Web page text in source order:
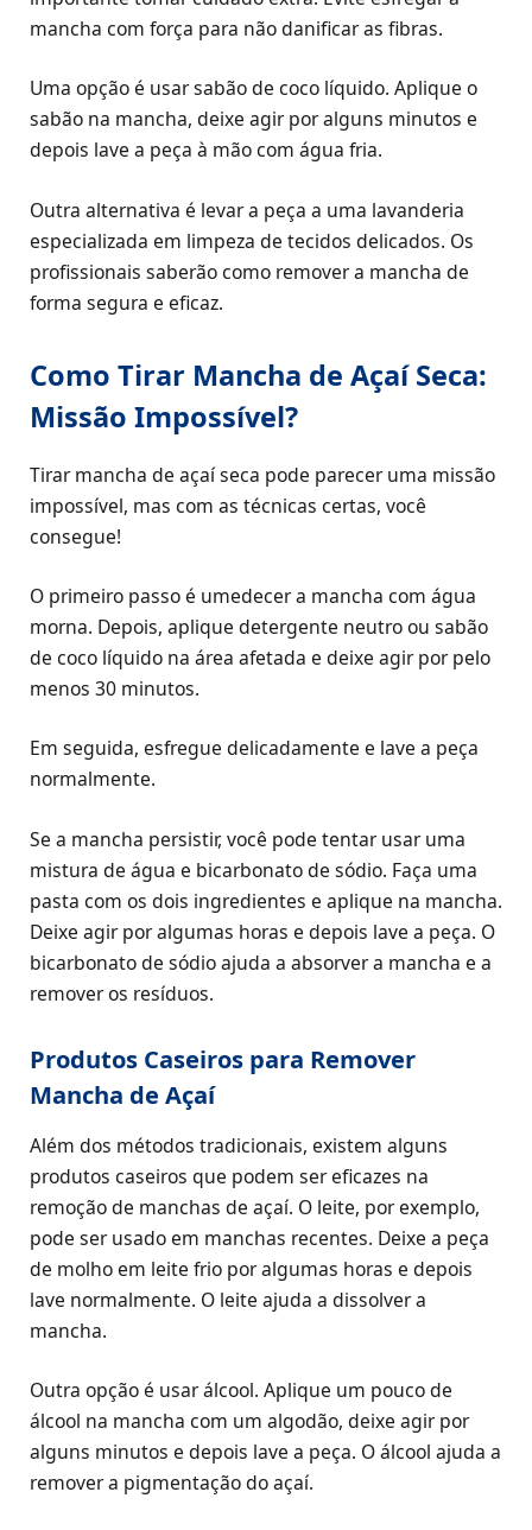
mancha com força para não danificar as fibras.
Uma opção é usar sabão de coco líquido. Aplique o
sabão na mancha, deixe agir por alguns minutos e
depois lave a peça à mão com água fria.
Outra alternativa é levar a peça a uma lavanderia
especializada em limpeza de tecidos delicados. Os
profissionais saberão como remover a mancha de
forma segura e eficaz.
Como Tirar Mancha de Açaí Seca:
Missão Impossível?
Tirar mancha de açaí seca pode parecer uma missão
impossível, mas com as técnicas certas, você
consegue!
O primeiro passo é umedecer a mancha com água
morna. Depois, aplique detergente neutro ou sabão
de coco líquido na área afetada e deixe agir por pelo
menos 30 minutos.
Em seguida, esfregue delicadamente e lave a peça
normalmente.
Se a mancha persistir, você pode tentar usar uma
mistura de água e bicarbonato de sódio. Faça uma
pasta com os dois ingredientes e aplique na mancha.
Deixe agir por algumas horas e depois lave a peça. O
bicarbonato de sódio ajuda a absorver a mancha e a
remover os resíduos.
Produtos Caseiros para Remover
Mancha de Açaí
Além dos métodos tradicionais, existem alguns
produtos caseiros que podem ser eficazes na
remoção de manchas de açaí. O leite, por exemplo,
pode ser usado em manchas recentes. Deixe a peça
de molho em leite frio por algumas horas e depois
lave normalmente. O leite ajuda a dissolver a
mancha.
Outra opção é usar álcool. Aplique um pouco de
álcool na mancha com um algodão, deixe agir por
alguns minutos e depois lave a peça. O álcool ajuda a
remover a pigmentação do açaí.